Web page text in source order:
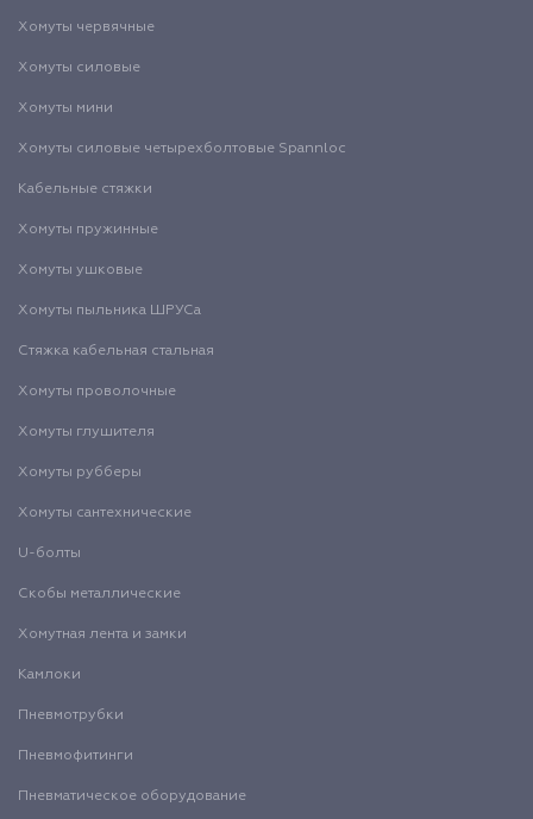
Хомуты червячные
Хомуты силовые
Хомуты мини
Хомуты силовые четырехболтовые Spannloc
Кабельные стяжки
Хомуты пружинные
Хомуты ушковые
Хомуты пыльника ШРУСа
Стяжка кабельная стальная
Хомуты проволочные
Хомуты глушителя
Хомуты рубберы
Хомуты сантехнические
U-болты
Скобы металлические
Хомутная лента и замки
Камлоки
Пневмотрубки
Пневмофитинги
Пневматическое оборудование